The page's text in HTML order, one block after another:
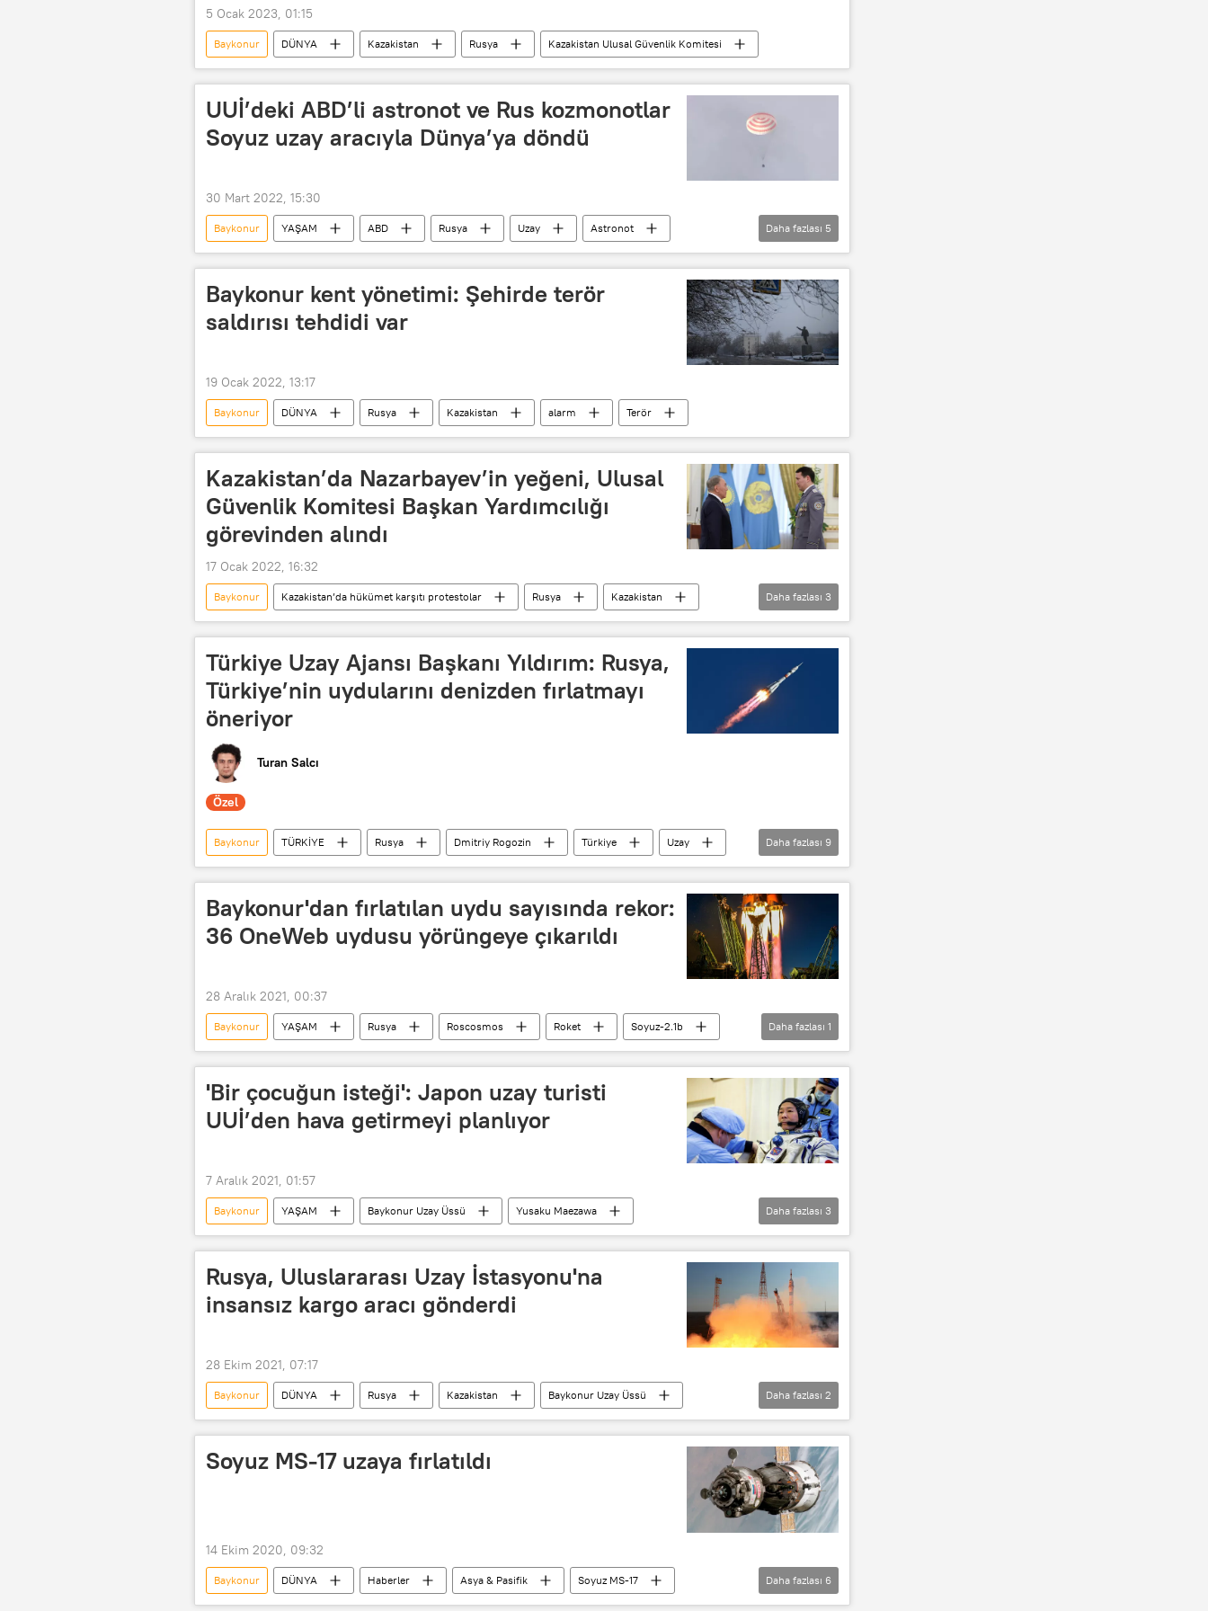
5 Ocak 2023, 01:15
Baykonur DÜNYA Kazakistan Rusya Kazakistan Ulusal Güvenlik Komitesi
UUİ’deki ABD’li astronot ve Rus kozmonotlar
Soyuz uzay aracıyla Dünya’ya döndü
30 Mart 2022, 15:30
Baykonur YAŞAM ABD Rusya Uzay
Astronot
Kozmonot
Soyuz iniş Baykonur Uzay Üssü Kazakistan
Daha fazlası 5
Baykonur kent yönetimi: Şehirde terör
saldırısı tehdidi var
19 Ocak 2022, 13:17
Baykonur DÜNYA Rusya Kazakistan alarm Terör
Kazakistan’da Nazarbayev’in yeğeni, Ulusal
Güvenlik Komitesi Başkan Yardımcılığı
görevinden alındı
17 Ocak 2022, 16:32
Baykonur Kazakistan’da hükümet karşıtı protestolar Rusya
Kazakistan
Nursultan Nazarbayev
Yeğen Kasım Cömert Tokayev
Daha fazlası 3
Türkiye Uzay Ajansı Başkanı Yıldırım: Rusya,
Türkiye’nin uydularını denizden fırlatmayı
öneriyor
Turan Salcı
Özel
Baykonur TÜRKİYE Rusya Dmitriy Rogozin Türkiye
Uzay
Cumhurbaşkanlığı
TÜRKSAT Döviz
Türkiye Uzay Ajansı
Milli Uzay Programı
Daha fazlası 9
Baykonur'dan fırlatılan uydu sayısında rekor:
36 OneWeb uydusu yörüngeye çıkarıldı
28 Aralık 2021, 00:37
Baykonur YAŞAM Rusya Roscosmos Roket
Soyuz-2.1b
Uydu
Daha fazlası 1
'Bir çocuğun isteği': Japon uzay turisti
UUİ’den hava getirmeyi planlıyor
7 Aralık 2021, 01:57
Baykonur YAŞAM Baykonur Uzay Üssü
Yusaku Maezawa
Uluslararası Uzay İstasyonu (UUİ)
Hava Uzay turisti
Daha fazlası 3
Rusya, Uluslararası Uzay İstasyonu'na
insansız kargo aracı gönderdi
28 Ekim 2021, 07:17
Baykonur DÜNYA Rusya Kazakistan
Baykonur Uzay Üssü
Kargo
Uluslararası Uzay İstasyonu (UUİ)
Daha fazlası 2
Soyuz MS-17 uzaya fırlatıldı
14 Ekim 2020, 09:32
Baykonur DÜNYA Haberler Asya & Pasifik
Soyuz MS-17
Roscosmos
Rusya Federal Uzay Ajansı (Roscosmos) Kazakistan
Daha fazlası 6